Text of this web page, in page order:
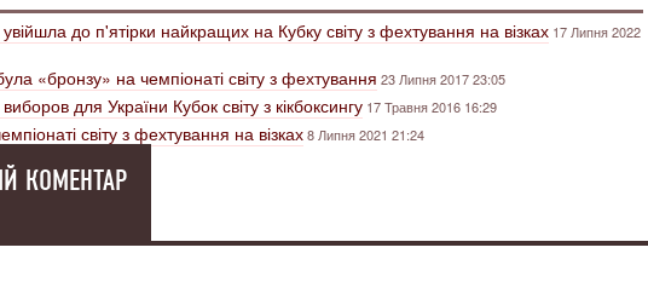
до п'ятірки найкращих на Кубку світу з фехтування на візках 17 Липня 2022
«бронзу» на чемпіонаті світу з фехтування 23 Липня 2017 23:05
для України Кубок світу з кікбоксингу 17 Травня 2016 16:29
світу з фехтування на візках8 Липня 2021 21:24
КОМЕНТАР